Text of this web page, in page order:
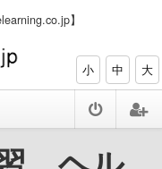
】
小 中 大